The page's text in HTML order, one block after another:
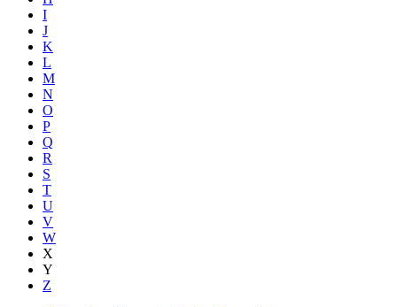
I
J
K
L
M
N
O
P
Q
R
S
T
U
V
W
X
Y
Z